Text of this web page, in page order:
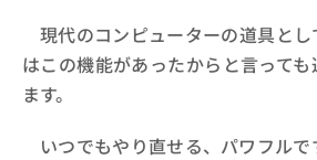
現代のコンピューターの道具と
はこの機能があったからと言って
ます。
いつでもやり直せる、パワフル